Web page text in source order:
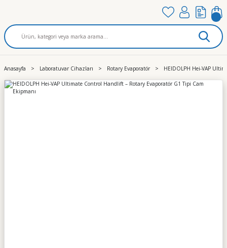
Anasayfa Laboratuvar Cihazları Rotary Evaporatör HEIDOLPH Hei-VAP